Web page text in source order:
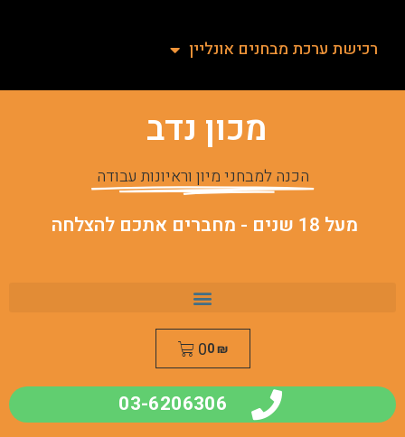
רכישת ערכת מבחנים אונליין
מכון נדב
הכנה למבחני מיון וראיונות עבודה
מעל 18 שנים - מחברים אתכם להצלחה
0₪
0
03-6206306